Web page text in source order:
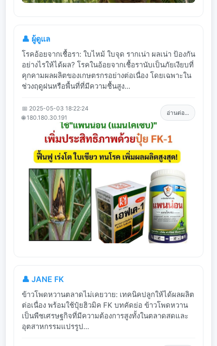
👤 ผู้ดูแล
โรคอ้อยจากเชื้อรา: ใบไหม้ ใบจุด รากเน่า ผลเน่า ป้องกัน
อย่างไรให้ได้ผล? โรคในอ้อยจากเชื้อรานับเป็นภัยเงียบที่
คุกคามผลผลิตของเกษตรกรอย่างต่อเนื่อง โดยเฉพาะใน
ช่วงฤดูฝนหรือพื้นที่ที่มีความชื้นสูง...
📅 2025-05-03 18:22:24
🌐 180.180.30.191
อ่านต่อ...
👤 JANE FK
ข้าวโพดหวานตลาดไม่เคยวาย: เทคนิคปลูกให้ได้ผลผลิต
ต่อเนื่อง พร้อมใช้ปุ๋ยฮิวมิค FK บทคัดย่อ ข้าวโพดหวาน
เป็นพืชเศรษฐกิจที่มีความต้องการสูงทั้งในตลาดสดและ
อุตสาหกรรมแปรรูป...